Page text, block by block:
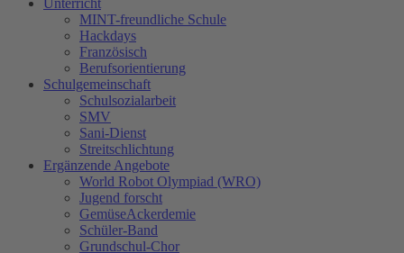
MINT-freundliche Schule
Hackdays
Französisch
Berufsorientierung
Schulgemeinschaft
Schulsozialarbeit
SMV
Sani-Dienst
Streitschlichtung
Ergänzende Angebote
World Robot Olympiad (WRO)
Jugend forscht
GemüseAckerdemie
Schüler-Band
Grundschul-Chor